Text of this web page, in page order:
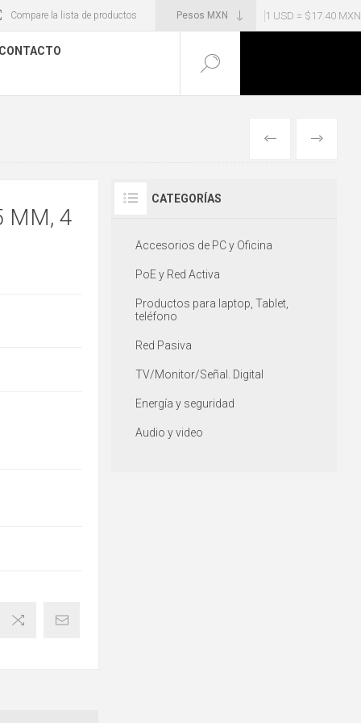
1 USD = $17.40 MXN
Compare la lista de productos
CONTACTO
ANTERIOR
MM, 4
CATEGORÍAS
Accesorios de PC y Oficina
PoE y Red Activa
Productos para laptop, Tablet,
teléfono
Red Pasiva
TV/Monitor/Señal. Digital
Energía y seguridad
Audio y video